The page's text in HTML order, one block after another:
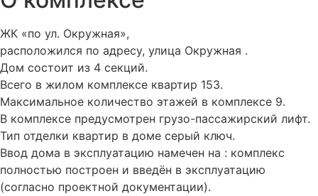
ЖК «по ул. Окружная»,
расположился по адресу, улица Окружная .
Дом состоит из 4 секций.
Всего в жилом комплексе квартир 153.
Максимальное количество этажей в комплексе 9.
В комплексе предусмотрен грузо-пассажирский лифт.
Тип отделки квартир в доме серый ключ.
Ввод дома в эксплуатацию намечен на : комплекс
полностью построен и введён в эксплуатацию
(согласно проектной документации).